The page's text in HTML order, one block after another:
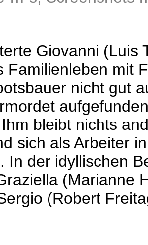
Giovanni (Luis
Familienleben mit
nicht gut
bleibt nichts
sich als Arbeiter
In der idyllischen
(Marianne
(Robert